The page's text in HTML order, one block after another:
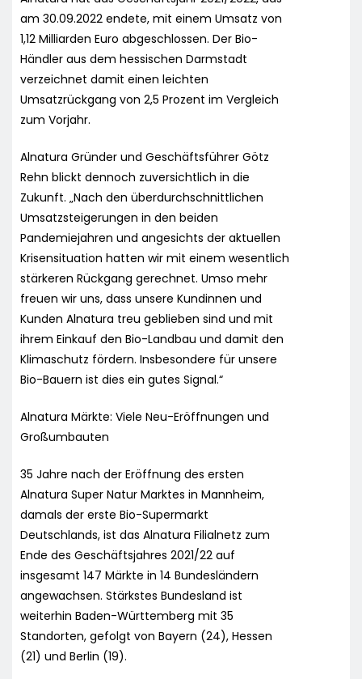
am 30.09.2022 endete, mit einem Umsatz von
1,12 Milliarden Euro abgeschlossen. Der Bio-
Händler aus dem hessischen Darmstadt
verzeichnet damit einen leichten
Umsatzrückgang von 2,5 Prozent im Vergleich
zum Vorjahr.
Alnatura Gründer und Geschäftsführer Götz
Rehn blickt dennoch zuversichtlich in die
Zukunft. „Nach den überdurchschnittlichen
Umsatzsteigerungen in den beiden
Pandemiejahren und angesichts der aktuellen
Krisensituation hatten wir mit einem wesentlich
stärkeren Rückgang gerechnet. Umso mehr
freuen wir uns, dass unsere Kundinnen und
Kunden Alnatura treu geblieben sind und mit
ihrem Einkauf den Bio-Landbau und damit den
Klimaschutz fördern. Insbesondere für unsere
Bio-Bauern ist dies ein gutes Signal.“
Alnatura Märkte: Viele Neu-Eröffnungen und
Großumbauten
35 Jahre nach der Eröffnung des ersten
Alnatura Super Natur Marktes in Mannheim,
damals der erste Bio-Supermarkt
Deutschlands, ist das Alnatura Filialnetz zum
Ende des Geschäftsjahres 2021/22 auf
insgesamt 147 Märkte in 14 Bundesländern
angewachsen. Stärkstes Bundesland ist
weiterhin Baden-Württemberg mit 35
Standorten, gefolgt von Bayern (24), Hessen
(21) und Berlin (19).